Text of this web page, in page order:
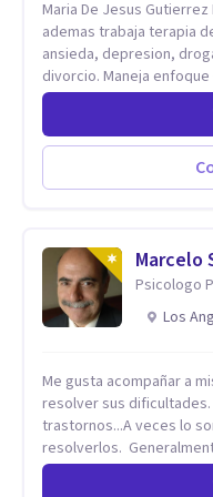
Maria De Jesus Gutierrez Psicologa Clinica y Sexologa,
ademas trabaja terapia
ansieda, depresion, drogadiccio,
divorcio. Maneja
de experiencia,
diferntes areas de la
Marcelo
Psicologo
Los
Me gusta acompañar a
resolver sus dificultades. No creo que todos sean
trastornos...A veces lo
resolverlos.
se hace algo, como se
sabemos cómo se supera una